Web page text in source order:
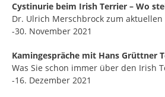
Cystinurie beim Irish Terrier – Wo
Dr. Ulrich Merschbrock zum aktuellen
-30. November 2021
Kamingespräche mit Hans Grüttner
Was Sie schon immer über den Irish
-16. Dezember 2021